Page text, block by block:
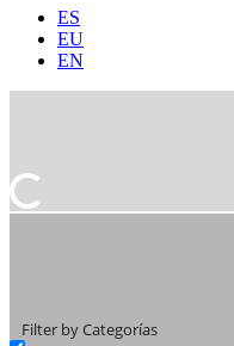
ES
EU
EN
Filter by Categorías